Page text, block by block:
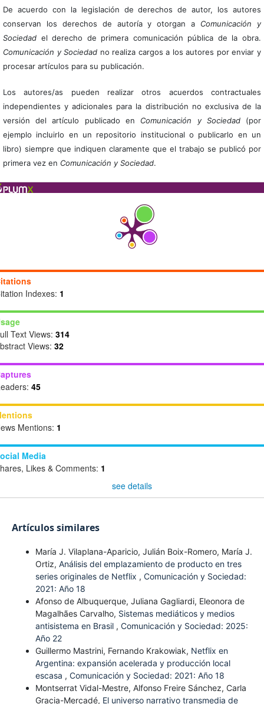
De acuerdo con la legislación de derechos de autor, los autores
conservan los derechos de autoría y otorgan a Comunicación y
Sociedadel derecho de primera comunicación pública de la obra.
Comunicación y Sociedad no realiza cargos a los autores por enviar y
procesar artículos para su publicación.
Los autores/as pueden realizar otros acuerdos contractuales
independientes y adicionales para la distribución no exclusiva de la
versión del artículo publicado en Comunicación y Sociedad(por
ejemplo incluirlo en un repositorio institucional o publicarlo en un
libro) siempre que indiquen claramente que el trabajo se publicó por
primera vez en Comunicación y Sociedad.
Indexes: 1
Text Views: 314
Views: 32
45
Mentions: 1
Media
Likes & Comments: 1
see details
Artículos similares
María J. Vilaplana-Aparicio, Julián Boix-Romero, María J.
Ortiz, Análisis del emplazamiento de producto en tres
series originales de Netflix , Comunicación y Sociedad:
2021: Año 18
Afonso de Albuquerque, Juliana Gagliardi, Eleonora de
Magalhães Carvalho, Sistemas mediáticos y medios
antisistema en Brasil , Comunicación y Sociedad: 2025:
Año 22
Guillermo Mastrini, Fernando Krakowiak, Netflix en
Argentina: expansión acelerada y producción local
escasa , Comunicación y Sociedad: 2021: Año 18
Montserrat Vidal-Mestre, Alfonso Freire Sánchez, Carla
Gracia-Mercadé, El universo narrativo transmedia de